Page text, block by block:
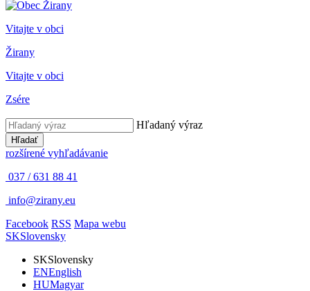
Vitajte v obci
Žirany
Vitajte v obci
Zsére
Hľadaný výraz
Hľadať
rozšírené vyhľadávanie
037 / 631 88 41
info@zirany.eu
Facebook RSS Mapa webu
SKSlovensky
SKSlovensky
ENEnglish
HUMagyar